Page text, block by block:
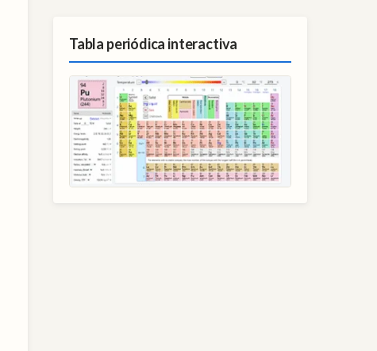
Tabla periódica interactiva